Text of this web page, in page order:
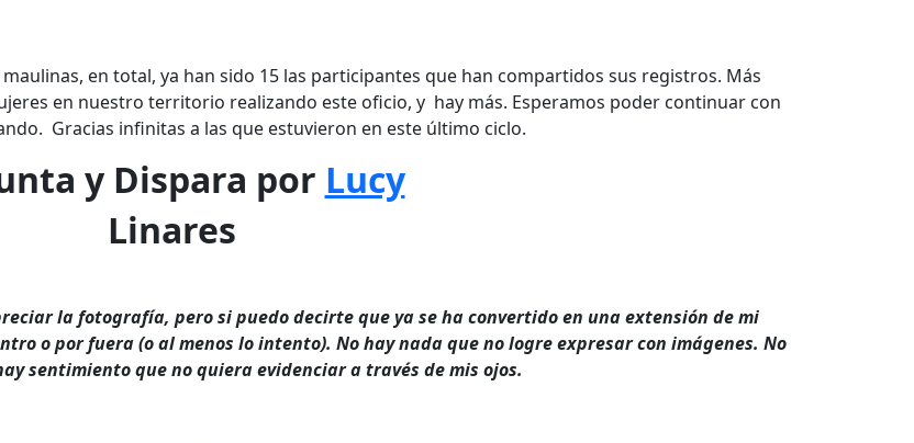
en total, ya han sido 15 las participantes que han compartidos sus registros. Más
en nuestro territorio realizando este oficio, y hay más. Esperamos poder continuar con
Gracias infinitas a las que estuvieron en este último ciclo.
y Dispara por Lucy
Linares
la fotografía, pero si puedo decirte que ya se ha convertido en una extensión de mi
o por fuera (o al menos lo intento). No hay nada que no logre expresar con imágenes. No
sentimiento que no quiera evidenciar a través de mis ojos.